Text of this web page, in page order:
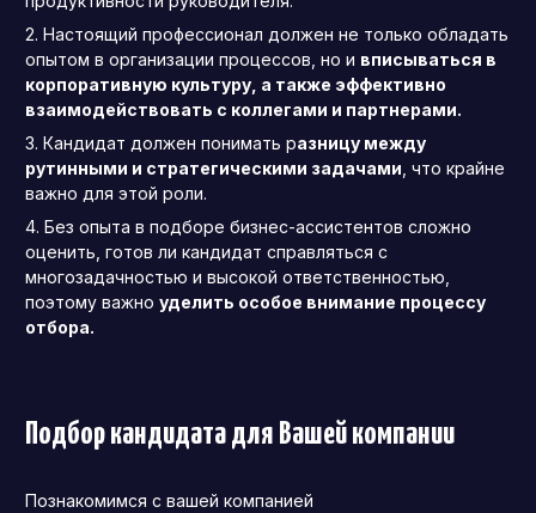
Настоящий профессионал должен не только обладать
опытом в организации процессов, но и вписываться в
корпоративную культуру, а также эффективно
взаимодействовать с коллегами и партнерами.
Кандидат должен понимать разницу между
рутинными и стратегическими задачами , что крайне
важно для этой роли.
Без опыта в подборе бизнес-ассистентов сложно
оценить, готов ли кандидат справляться с
многозадачностью и высокой ответственностью,
поэтому важно уделить особое внимание процессу
отбора.
Подбор кандидата для Вашей компании
Познакомимся с вашей компанией